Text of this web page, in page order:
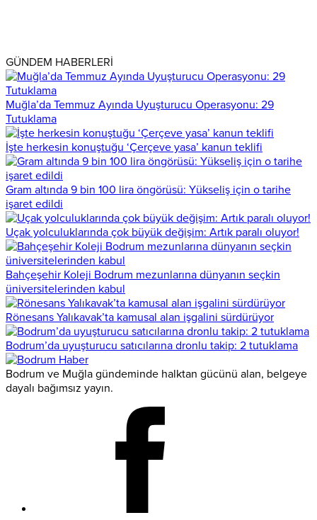
GÜNDEM HABERLERİ
Muğla’da Temmuz Ayında Uyuşturucu Operasyonu: 29
Tutuklama
İşte herkesin konuştuğu ‘Çerçeve yasa’ kanun teklifi
Gram altında 9 bin 100 lira öngörüsü: Yükseliş için o tarihe
işaret edildi
Uçak yolculuklarında çok büyük değişim: Artık paralı oluyor!
Bahçeşehir Koleji Bodrum mezunlarına dünyanın seçkin
üniversitelerinden kabul
Rönesans Yalıkavak’ta kamusal alan işgalini sürdürüyor
Bodrum’da uyuşturucu satıcılarına dronlu takip: 2 tutuklama
Bodrum ve Muğla gündeminde halktan gücünü alan, belgeye
dayalı bağımsız yayın.